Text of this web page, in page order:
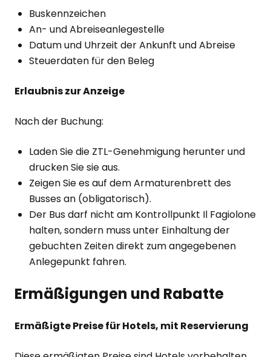
Buskennzeichen
An- und Abreiseanlegestelle
Datum und Uhrzeit der Ankunft und Abreise
Steuerdaten für den Beleg
Erlaubnis zur Anzeige
Nach der Buchung:
Laden Sie die ZTL-Genehmigung herunter und
drucken Sie sie aus.
Zeigen Sie es auf dem Armaturenbrett des
Busses an (obligatorisch).
Der Bus darf nicht am Kontrollpunkt Il Fagiolone
halten, sondern muss unter Einhaltung der
gebuchten Zeiten direkt zum angegebenen
Anlegepunkt fahren.
Ermäßigungen und Rabatte
Ermäßigte Preise für Hotels, mit Reservierung